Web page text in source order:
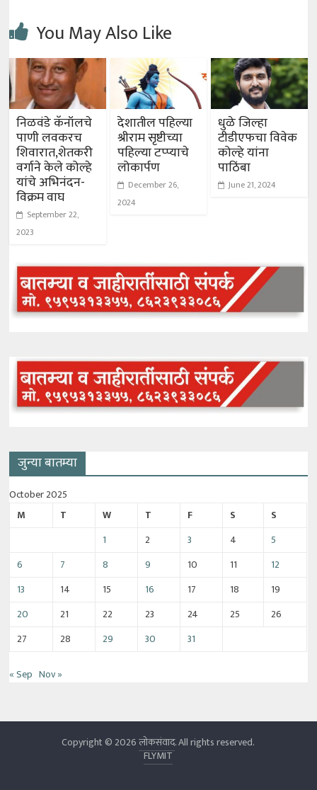
You May Also Like
निळवंडे कॅनॉलचे
पाणी लवकरच
शिवारात,शेतकरी
वर्गाने केले कोल्हे
यांचे अभिनंदन-
विक्रम वाघ
September 22,
2023
देशातील पहिल्या
श्रीराम सृष्टीच्या
पहिल्या टप्प्याचे
लोकार्पण
December 26,
2024
धुळे जिल्हा
टीडीएफचा विवेक
कोल्हे यांना
पाठिंबा
June 21, 2024
जुन्या बातम्या
October 2025
M
T W T F S
S
1
2 3 4
5
6
7 8 9 10 11
12
13
14 15 16 17 18
19
20
21 22 23 24 25
26
27
28 29 30 31
« Sep Nov »
Copyright © 2026लोकसंवाद. All rights reserved.
FLYMIT